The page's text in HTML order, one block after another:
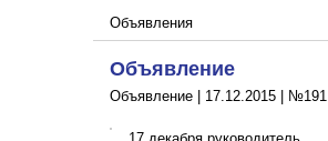
Объявления
Объявление
Объявление | 17.12.2015 №191